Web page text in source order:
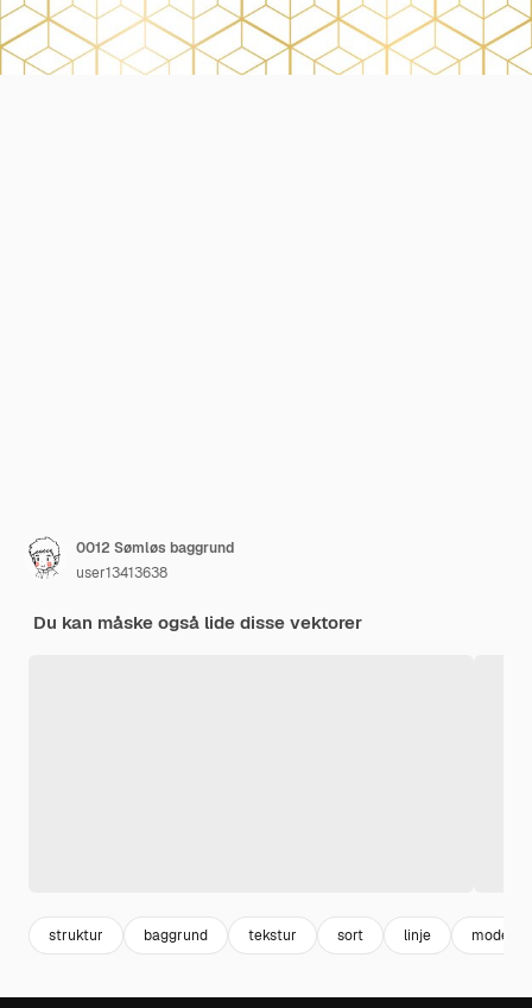
0012 Sømløs baggrund
user13413638
Du kan måske også lide disse vektorer
struktur baggrund tekstur sort linje moderne